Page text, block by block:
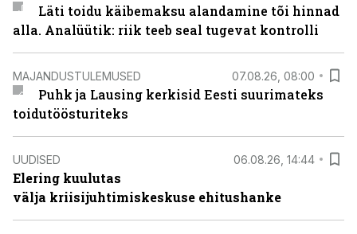
Läti toidu käibemaksu alandamine tõi hinnad
alla. Analüütik: riik teeb seal tugevat kontrolli
MAJANDUSTULEMUSED 07.08.26, 08:00
Puhk ja Lausing kerkisid Eesti suurimateks
toidutöösturiteks
UUDISED 06.08.26, 14:44
Elering kuulutas
välja kriisijuhtimiskeskuse ehitushanke